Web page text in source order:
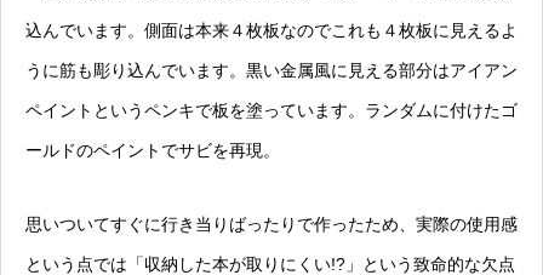
込んでいます。側面は本来４枚板なのでこれも４枚板に見えるよ
うに筋も彫り込んでいます。黒い金属風に見える部分はアイアン
ペイントというペンキで板を塗っています。ランダムに付けたゴ
ールドのペイントでサビを再現。
思いついてすぐに行き当りばったりで作ったため、実際の使用感
という点では「収納した本が取りにくい!?」という致命的な欠点